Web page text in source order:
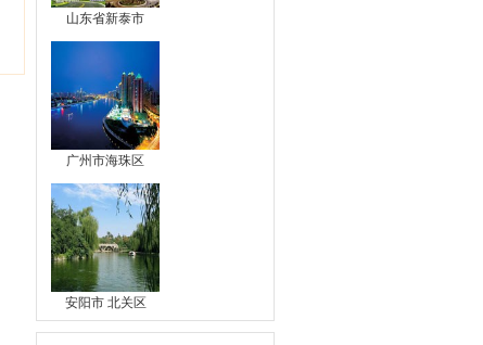
山东省新泰市
广州市海珠区
安阳市 北关区